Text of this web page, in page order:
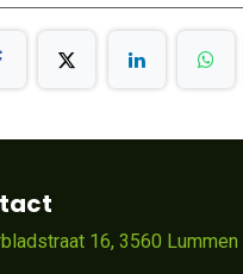
16, 3560 Lummen